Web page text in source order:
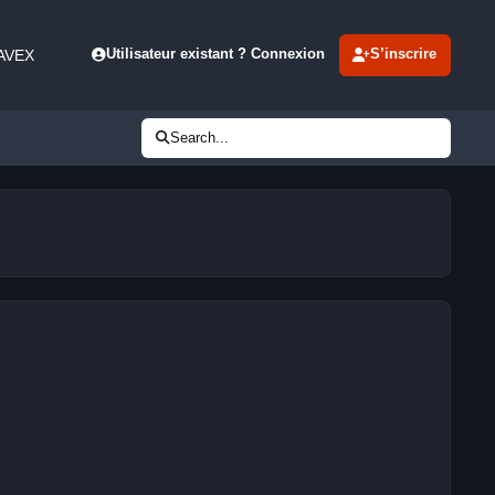
Utilisateur existant ? Connexion S’inscrire
Search...